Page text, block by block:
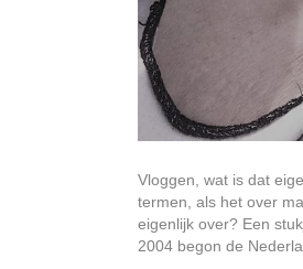
Vloggen, wat is dat
termen, als het over
eigenlijk over? Een
2004 begon de